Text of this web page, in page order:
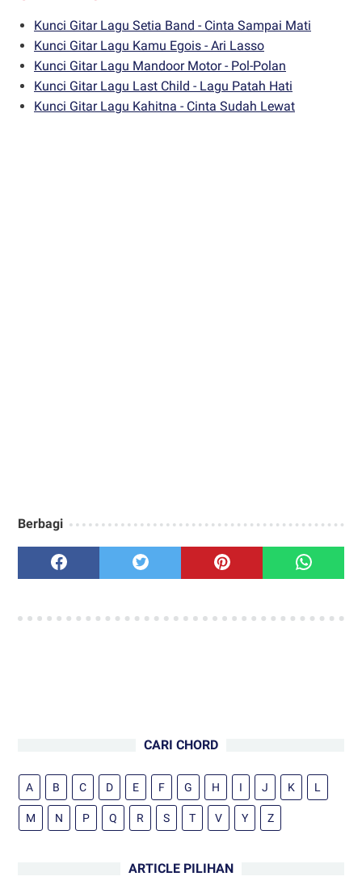
Kunci Gitar Lagu Setia Band - Cinta Sampai Mati
Kunci Gitar Lagu Kamu Egois - Ari Lasso
Kunci Gitar Lagu Mandoor Motor - Pol-Polan
Kunci Gitar Lagu Last Child - Lagu Patah Hati
Kunci Gitar Lagu Kahitna - Cinta Sudah Lewat
Berbagi
CARI CHORD
A B C D E F G H I J K L
M N P Q R S T V Y Z
ARTICLE PILIHAN